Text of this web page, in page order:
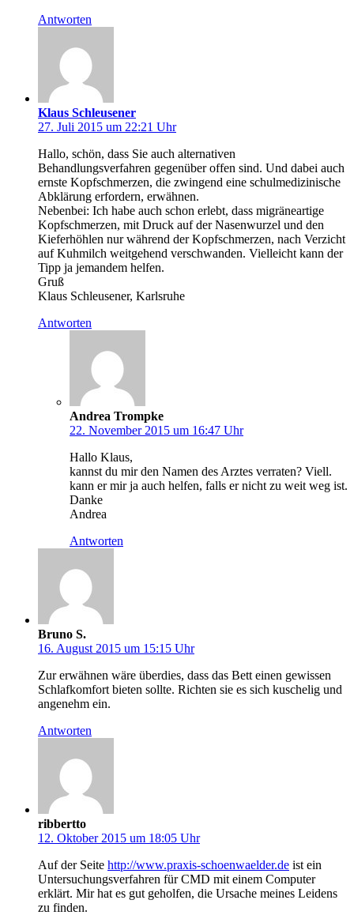
Antworten
Klaus Schleusener
27. Juli 2015 um 22:21 Uhr
Hallo, schön, dass Sie auch alternativen
Behandlungsverfahren gegenüber offen sind. Und dabei auch
ernste Kopfschmerzen, die zwingend eine schulmedizinische
Abklärung erfordern, erwähnen.
Nebenbei: Ich habe auch schon erlebt, dass migräneartige
Kopfschmerzen, mit Druck auf der Nasenwurzel und den
Kieferhöhlen nur während der Kopfschmerzen, nach Verzicht
auf Kuhmilch weitgehend verschwanden. Vielleicht kann der
Tipp ja jemandem helfen.
Gruß
Klaus Schleusener, Karlsruhe
Antworten
Andrea Trompke
22. November 2015 um 16:47 Uhr
Hallo Klaus,
kannst du mir den Namen des Arztes verraten? Viell.
kann er mir ja auch helfen, falls er nicht zu weit weg ist.
Danke
Andrea
Antworten
Bruno S.
16. August 2015 um 15:15 Uhr
Zur erwähnen wäre überdies, dass das Bett einen gewissen
Schlafkomfort bieten sollte. Richten sie es sich kuschelig und
angenehm ein.
Antworten
ribbertto
12. Oktober 2015 um 18:05 Uhr
Auf der Seite http://www.praxis-schoenwaelder.de ist ein
Untersuchungsverfahren für CMD mit einem Computer
erklärt. Mir hat es gut geholfen, die Ursache meines Leidens
zu finden.